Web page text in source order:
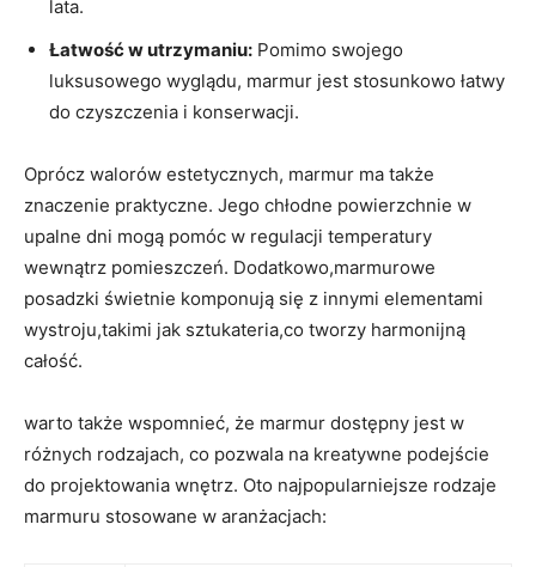
lata.
Łatwość w utrzymaniu: Pomimo swojego
luksusowego wyglądu, marmur jest stosunkowo łatwy
do czyszczenia i konserwacji.
Oprócz walorów estetycznych, marmur ma także
znaczenie praktyczne. Jego chłodne powierzchnie w
upalne dni mogą pomóc w regulacji temperatury
wewnątrz pomieszczeń. Dodatkowo,marmurowe
posadzki świetnie komponują się z innymi elementami
wystroju,takimi jak sztukateria,co tworzy harmonijną
całość.
warto także wspomnieć, że marmur dostępny jest w
różnych rodzajach, co pozwala na kreatywne podejście
do projektowania wnętrz. Oto najpopularniejsze rodzaje
marmuru stosowane w aranżacjach: